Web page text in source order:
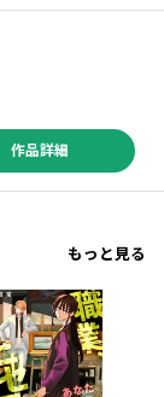
作品詳細
もっと見る